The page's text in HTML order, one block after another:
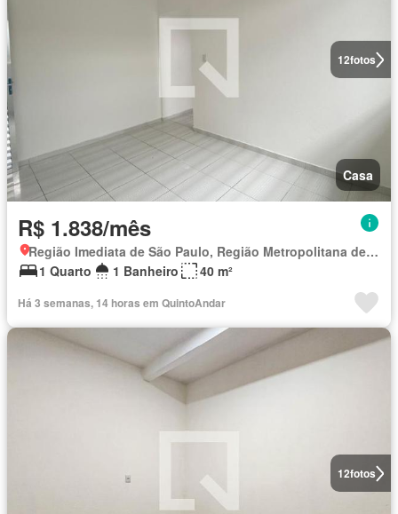
12fotos
Casa
R$ 1.838/mês
Região Imediata de São Paulo, Região Metropolitana de São Paulo
1 Quarto
1 Banheiro 40 m²
Há 3 semanas, 14 horas em QuintoAndar
12fotos